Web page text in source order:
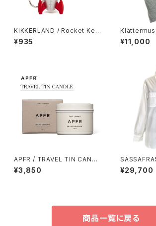
KIKKERLAND / Rocket Key
Chain
¥935
bling SS
¥11,000
APFR / TRAVEL TIN CANDL
E トラベルティンキャンドル
¥3,850
Night Shirt
¥29,700
商品一覧に戻る